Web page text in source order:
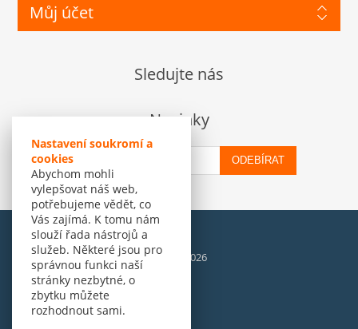
Nastavení soukromí a
cookies
Abychom mohli
vylepšovat náš web,
potřebujeme vědět, co
Vás zajímá. K tomu nám
slouží řada nástrojů a
služeb. Některé jsou pro
správnou funkci naší
stránky nezbytné, o
zbytku můžete
rozhodnout sami.
Můj účet
Sledujte nás
Novinky
ODEBÍRAT
© Amenit Software Solutions, 1998 - 2026
Powered bynopCommerce